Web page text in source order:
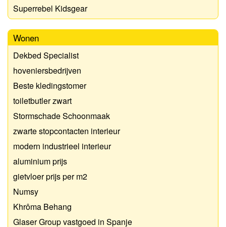
Superrebel Kidsgear
Wonen
Dekbed Specialist
hoveniersbedrijven
Beste kledingstomer
toiletbutler zwart
Stormschade Schoonmaak
zwarte stopcontacten interieur
modern industrieel interieur
aluminium prijs
gietvloer prijs per m2
Numsy
Khrôma Behang
Glaser Group vastgoed in Spanje